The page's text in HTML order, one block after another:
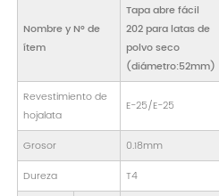
Nombre y N° de
ítem
Tapa abre fácil
202 para latas de
polvo seco
(diámetro:52mm)
Revestimiento de
hojalata
E-25/E-25
Grosor 0.18mm
Dureza
T4